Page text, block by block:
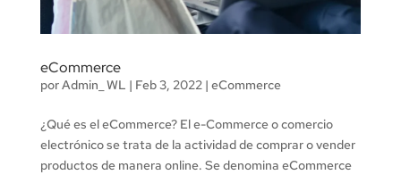
eCommerce
porAdmin_ WL | Feb 3, 2022| eCommerce
¿Qué es el eCommerce? El e-Commerce o comercio
electrónico se trata de la actividad de comprar o vender
productos de manera online. Se denomina eCommerce